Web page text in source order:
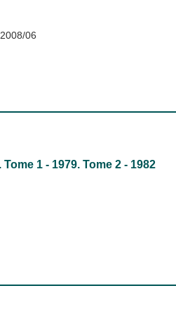
2008/06
1 - 1979. Tome 2 - 1982